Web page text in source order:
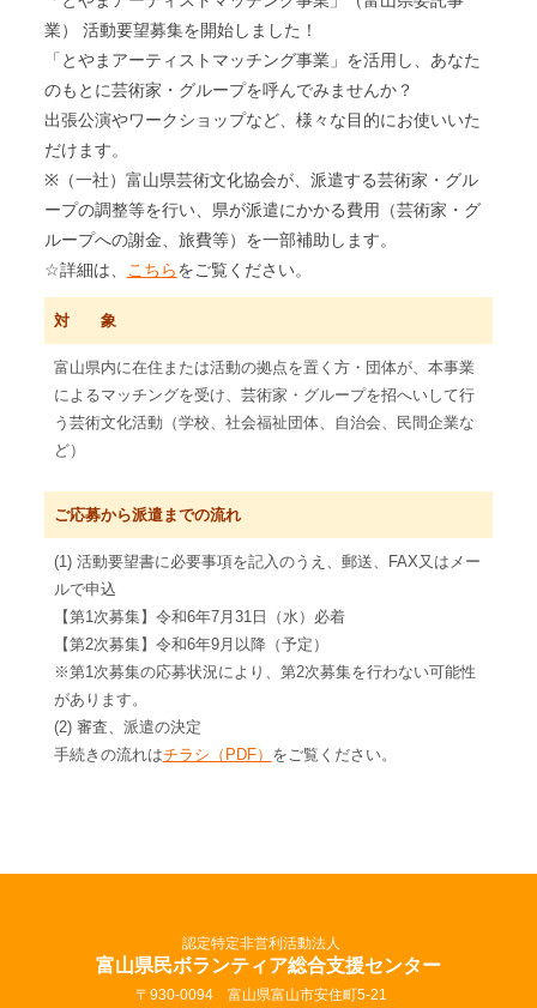
業） 活動要望募集を開始しました！
「とやまアーティストマッチング事業」を活用し、あなた
のもとに芸術家・グループを呼んでみませんか？
出張公演やワークショップなど、様々な目的にお使いいた
だけます。
※（一社）富山県芸術文化協会が、派遣する芸術家・グル
ープの調整等を行い、県が派遣にかかる費用（芸術家・グ
ループへの謝金、旅費等）を一部補助します。
☆詳細は、 こちらをご覧ください。
対 象
富山県内に在住または活動の拠点を置く方・団体が、本事業
によるマッチングを受け、芸術家・グループを招へいして行
う芸術文化活動（学校、社会福祉団体、自治会、民間企業な
ど）
ご応募から派遣までの流れ
(1) 活動要望書に必要事項を記入のうえ、郵送、FAX又はメー
ルで申込
【第1次募集】令和6年7月31日（水）必着
【第2次募集】令和6年9月以降（予定）
※第1次募集の応募状況により、第2次募集を行わない可能性
があります。
(2) 審査、派遣の決定
手続きの流れはチラシ（PDF） をご覧ください。
認定特定非営利活動法人
富山県民ボランティア総合支援センター
〒930-0094 富山県富山市安住町5-21